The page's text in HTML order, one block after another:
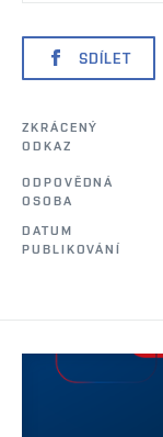
SDÍLET
ZKRÁCENÝ
ODKAZ
ODPOVĚDNÁ
OSOBA
DATUM
PUBLIKOVÁNÍ